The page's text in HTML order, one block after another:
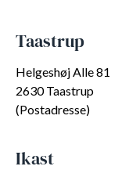
Taastrup
Helgeshøj Alle 81
2630 Taastrup
(Postadresse)
Ikast